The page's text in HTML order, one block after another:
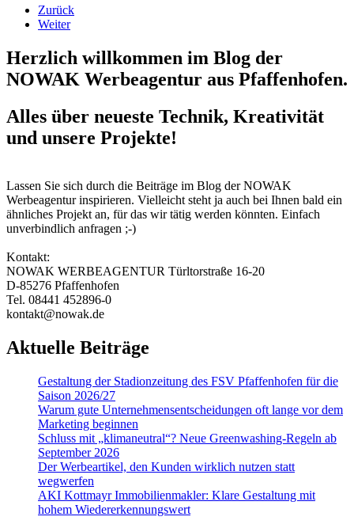
Zurück
Weiter
Herzlich willkommen im Blog der
NOWAK Werbeagentur aus Pfaffenhofen.
Alles über neueste Technik, Kreativität
und unsere Projekte!
Lassen Sie sich durch die Beiträge im Blog der NOWAK
Werbeagentur inspirieren. Vielleicht steht ja auch bei Ihnen bald ein
ähnliches Projekt an, für das wir tätig werden könnten. Einfach
unverbindlich anfragen ;-)
Kontakt:
NOWAK WERBEAGENTUR Türltorstraße 16-20
D-85276 Pfaffenhofen
Tel. 08441 452896-0
kontakt@nowak.de
Aktuelle Beiträge
Gestaltung der Stadionzeitung des FSV Pfaffenhofen für die
Saison 2026/27
Warum gute Un­ter­nehmens­entschei­dungen oft lange vor dem
Marketing beginnen
Schluss mit „klimaneutral“? Neue Greenwashing-Regeln ab
September 2026
Der Werbeartikel, den Kunden wirklich nutzen statt
wegwerfen
AKI Kottmayr Immobilienmakler: Klare Gestaltung mit
hohem Wiedererkennungswert